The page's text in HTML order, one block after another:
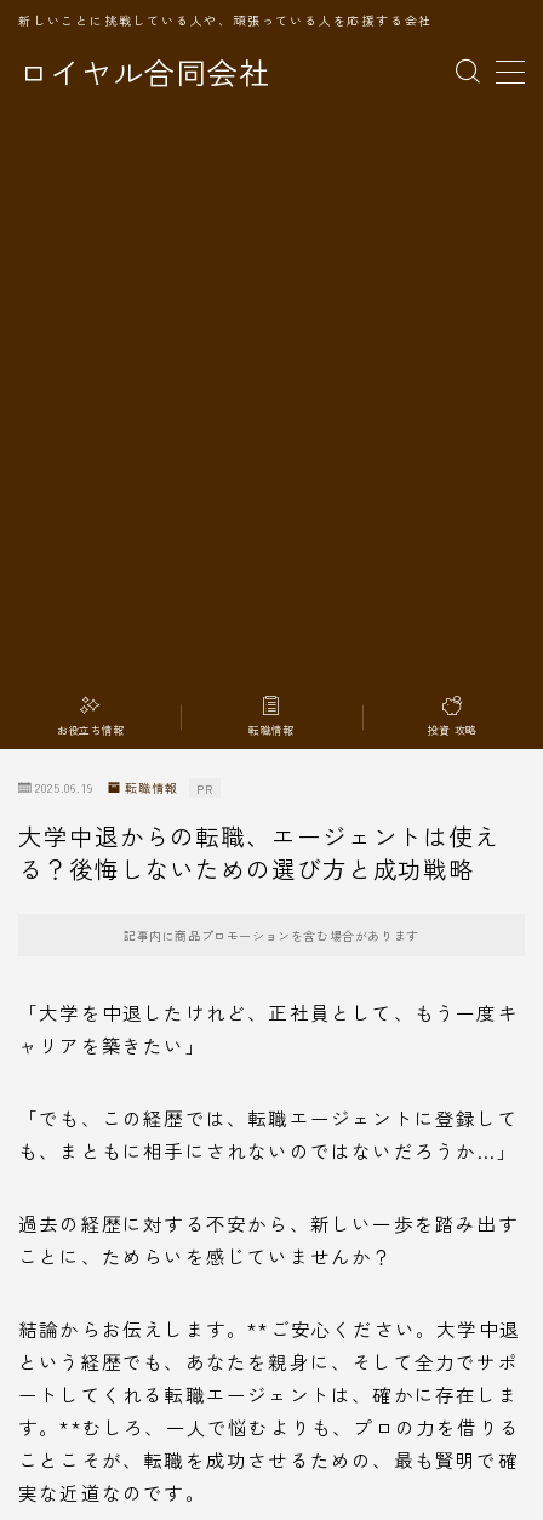
ロイヤル合同会社
新しいことに挑戦している人や、頑張っている人を応援する会社
MENU
お役立ち情報 転職情報 投資 攻略
2025.06.19 転職情報 PR
大学中退からの転職、エージェントは使え
る？後悔しないための選び方と成功戦略
記事内に商品プロモーションを含む場合があります
「大学を中退したけれど、正社員として、もう一度キ
ャリアを築きたい」
「でも、この経歴では、転職エージェントに登録して
も、まともに相手にされないのではないだろうか…」
過去の経歴に対する不安から、新しい一歩を踏み出す
ことに、ためらいを感じていませんか？
結論からお伝えします。**ご安心ください。大学中退
という経歴でも、あなたを親身に、そして全力でサポ
ートしてくれる転職エージェントは、確かに存在しま
す。**むしろ、一人で悩むよりも、プロの力を借りる
ことこそが、転職を成功させるための、最も賢明で確
実な近道なのです。